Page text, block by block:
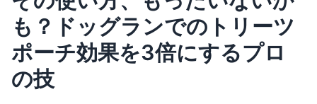
も？ドッグランでのトリーツ
ポーチ効果を3倍にするプロ
の技